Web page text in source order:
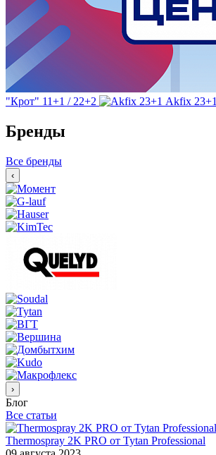
"Крот" 11+1 / 22+2 Akfix 23+1
Бренды
Все бренды
‹
›
Блог
Все статьи
Thermospray 2K PRO от Tytan Professional